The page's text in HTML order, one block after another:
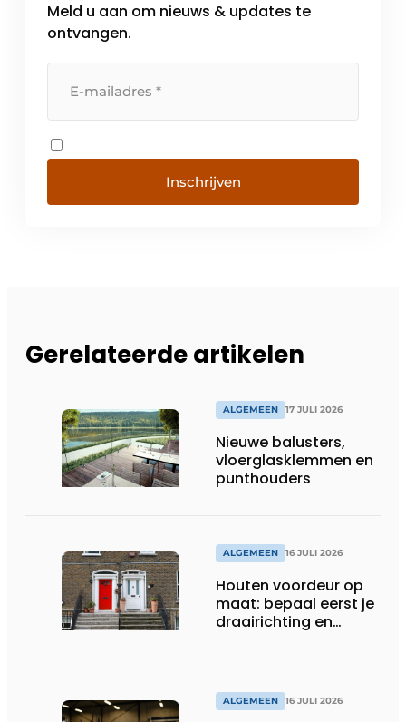
Meld u aan om nieuws & updates te
ontvangen.
Inschrijven
Gerelateerde artikelen
ALGEMEEN 17 JULI 2026
Nieuwe balusters,
vloerglasklemmen en
punthouders
ALGEMEEN 16 JULI 2026
Houten voordeur op
maat: bepaal eerst je
draairichting en
ALGEMEEN 16 JULI 2026